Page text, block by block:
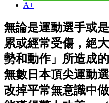
A+
無論是運動選手或
累或經常受傷，絕
勢和動作」所造成
無數日本頂尖運動
改掉平常無意識中